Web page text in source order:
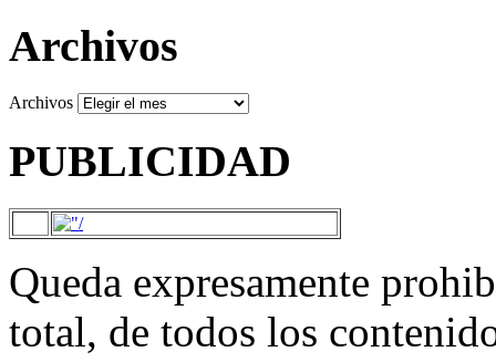
Archivos
Archivos
PUBLICIDAD
Queda expresamente
total, de todos los